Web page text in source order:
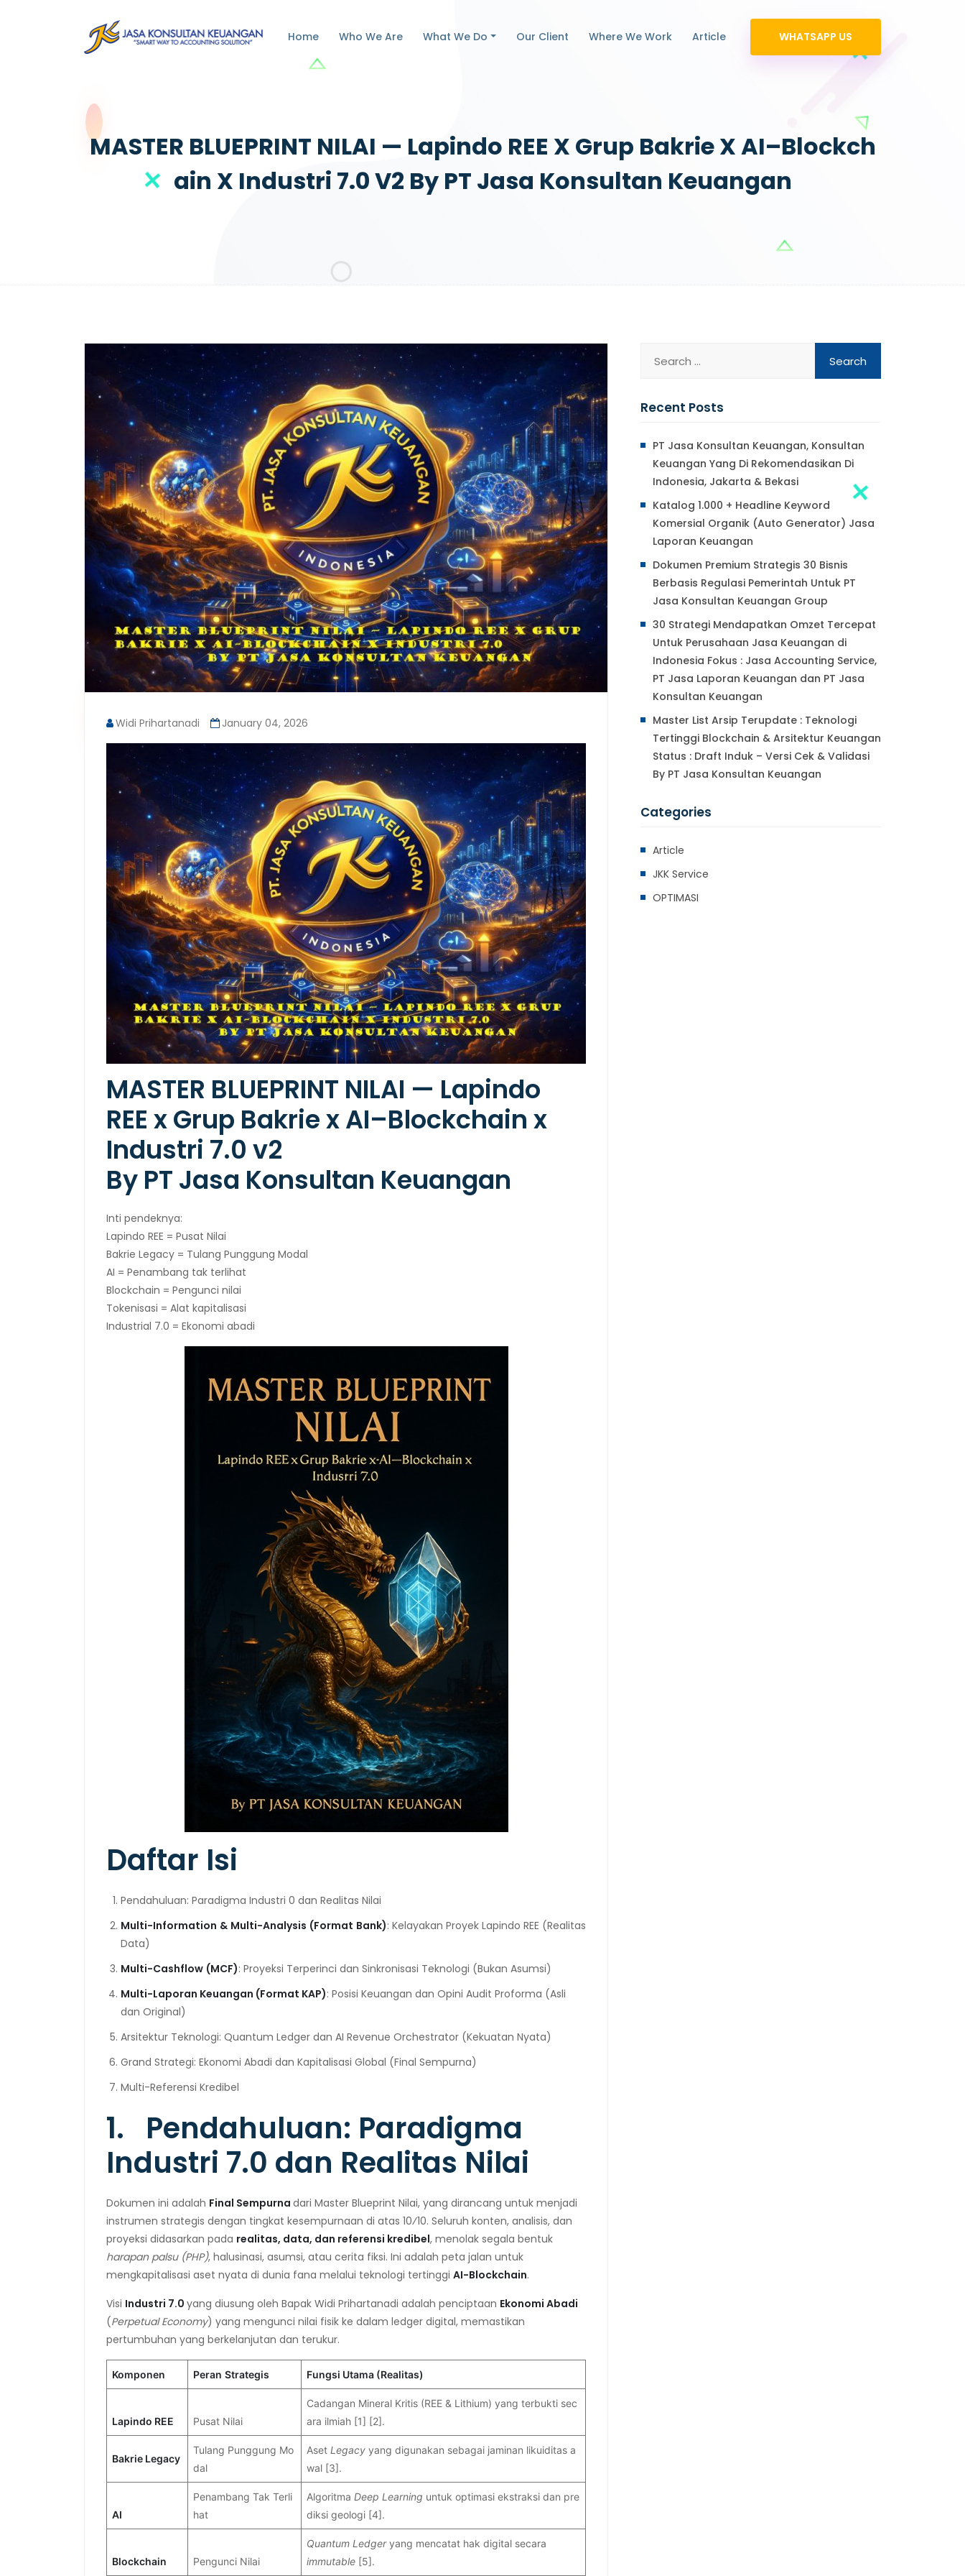
Home Who We Are What We Do Our Client Where We Work Article WHATSAPP US
MASTER BLUEPRINT NILAI — Lapindo REE X Grup Bakrie X AI–Blockch
Ain X Industri 7.0 V2 By PT Jasa Konsultan Keuangan
Widi Prihartanadi January 04, 2026
MASTER BLUEPRINT NILAI — Lapindo
REE x Grup Bakrie x AI–Blockchain x
Industri 7.0 v2
By PT Jasa Konsultan Keuangan
Inti pendeknya:
Lapindo REE = Pusat Nilai
Bakrie Legacy = Tulang Punggung Modal
AI = Penambang tak terlihat
Blockchain = Pengunci nilai
Tokenisasi = Alat kapitalisasi
Industrial 7.0 = Ekonomi abadi
Daftar Isi
Pendahuluan: Paradigma Industri 0 dan Realitas Nilai
Multi-Information & Multi-Analysis (Format Bank): Kelayakan Proyek Lapindo REE (Realitas
Data)
Multi-Cashflow (MCF): Proyeksi Terperinci dan Sinkronisasi Teknologi (Bukan Asumsi)
Multi-Laporan Keuangan (Format KAP): Posisi Keuangan dan Opini Audit Proforma (Asli
dan Original)
Arsitektur Teknologi: Quantum Ledger dan AI Revenue Orchestrator (Kekuatan Nyata)
Grand Strategi: Ekonomi Abadi dan Kapitalisasi Global (Final Sempurna)
Multi-Referensi Kredibel
1. Pendahuluan: Paradigma
Industri 7.0 dan Realitas Nilai
Dokumen ini adalah Final Sempurna dari Master Blueprint Nilai, yang dirancang untuk menjadi
instrumen strategis dengan tingkat kesempurnaan di atas 10⁄10. Seluruh konten, analisis, dan
proyeksi didasarkan pada realitas, data, dan referensi kredibel, menolak segala bentuk
harapan palsu (PHP), halusinasi, asumsi, atau cerita fiksi. Ini adalah peta jalan untuk
mengkapitalisasi aset nyata di dunia fana melalui teknologi tertinggi AI-Blockchain.
Visi Industri 7.0 yang diusung oleh Bapak Widi Prihartanadi adalah penciptaan Ekonomi Abadi
(Perpetual Economy) yang mengunci nilai fisik ke dalam ledger digital, memastikan
pertumbuhan yang berkelanjutan dan terukur.
Komponen Peran Strategis Fungsi Utama (Realitas)
Lapindo REE Pusat Nilai
Cadangan Mineral Kritis (REE & Lithium) yang terbukti sec
ara ilmiah [1] [2].
Bakrie Legacy
Tulang Punggung Mo
dal
Aset Legacy yang digunakan sebagai jaminan likuiditas a
wal [3].
AI
Penambang Tak Terli
hat
Algoritma Deep Learning untuk optimasi ekstraksi dan pre
diksi geologi [4].
Blockchain Pengunci Nilai
Quantum Ledgeryang mencatat hak digital secara
immutable [5].
Recent Posts
PT Jasa Konsultan Keuangan, Konsultan
Keuangan Yang Di Rekomendasikan Di
Indonesia, Jakarta & Bekasi
Katalog 1.000 + Headline Keyword
Komersial Organik (Auto Generator) Jasa
Laporan Keuangan
Dokumen Premium Strategis 30 Bisnis
Berbasis Regulasi Pemerintah Untuk PT
Jasa Konsultan Keuangan Group
30 Strategi Mendapatkan Omzet Tercepat
Untuk Perusahaan Jasa Keuangan di
Indonesia Fokus : Jasa Accounting Service,
PT Jasa Laporan Keuangan dan PT Jasa
Konsultan Keuangan
Master List Arsip Terupdate : Teknologi
Tertinggi Blockchain & Arsitektur Keuangan
Status : Draft Induk – Versi Cek & Validasi
By PT Jasa Konsultan Keuangan
Categories
Article
JKK Service
OPTIMASI